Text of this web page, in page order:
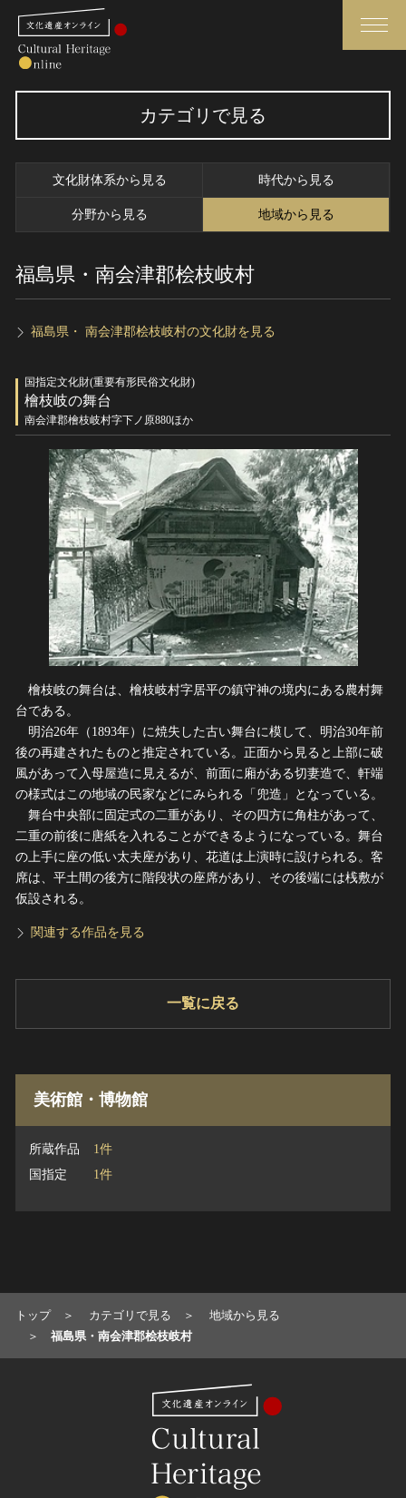
さらに詳細検索
トップ
作品一覧
カテゴリで見る
全国の美術館・博物館
世界遺産
無形文化遺産
動画で見る無形の文化財
媒体資料・関連記事等
博物館、美術館の皆さまへ
文化庁よりご挨拶
関連サイトリンク
サイトマップ
サイトのご意見はこちら
文化遺産データベース
国指定文化財等データベース
カテゴリで見る
文化財体系から見る 時代から見る
分野から見る 地域から見る
福島県・南会津郡桧枝岐村
福島県・ 南会津郡桧枝岐村の文化財を見る
国指定文化財(重要有形民俗文化財)
檜枝岐の舞台
南会津郡檜枝岐村字下ノ原880ほか
檜枝岐の舞台は、檜枝岐村字居平の鎮守神の境内にある農村舞
台である。
明治26年（1893年）に焼失した古い舞台に模して、明治30年前
後の再建されたものと推定されている。正面から見ると上部に破
風があって入母屋造に見えるが、前面に廂がある切妻造で、軒端
の様式はこの地域の民家などにみられる「兜造」となっている。
舞台中央部に固定式の二重があり、その四方に角柱があって、
二重の前後に唐紙を入れることができるようになっている。舞台
の上手に座の低い太夫座があり、花道は上演時に設けられる。客
席は、平土間の後方に階段状の座席があり、その後端には桟敷が
仮設される。
関連する作品を見る
一覧に戻る
美術館・博物館
所蔵作品
1件
国指定
1件
トップ カテゴリで見る
地域から見る
福島県・南会津郡桧枝岐村